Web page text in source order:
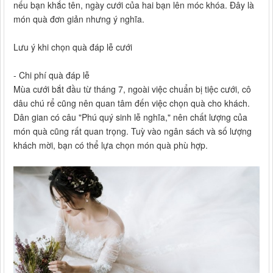
nếu bạn khắc tên, ngày cưới của hai bạn lên móc khóa. Đây là
món quà đơn giản nhưng ý nghĩa.
Lưu ý khi chọn quà đáp lễ cưới
- Chi phí quà đáp lễ
Mùa cưới bắt đầu từ tháng 7, ngoài việc chuẩn bị tiệc cưới, cô
dâu chú rể cũng nên quan tâm đến việc chọn quà cho khách.
Dân gian có câu "Phú quý sinh lễ nghĩa," nên chất lượng của
món quà cũng rất quan trọng. Tuỳ vào ngân sách và số lượng
khách mời, bạn có thể lựa chọn món quà phù hợp.